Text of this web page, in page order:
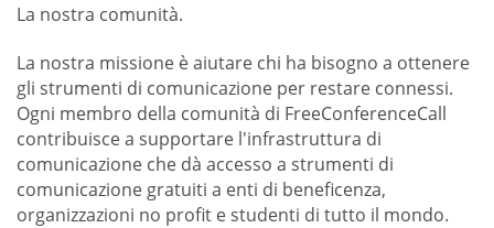
La nostra comunità.
La nostra missione è aiutare chi ha bisogno a ottenere
gli strumenti di comunicazione per restare connessi.
Ogni membro della comunità di FreeConferenceCall
contribuisce a supportare l'infrastruttura di
comunicazione che dà accesso a strumenti di
comunicazione gratuiti a enti di beneficenza,
organizzazioni no profit e studenti di tutto il mondo.